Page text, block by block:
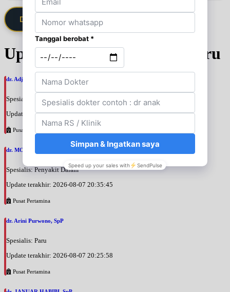
Daftarkan Saya via Member VIP
Update Jadwal Dokter terbaru
dr. Adji Suprajitno, SpPD
Spesialis: Penyakit Dalam
Update terakhir: 2026-08-07 20:37:59
Pusat Pertamina
dr. MOCHAMAD PASHA, SpPD
Spesialis: Penyakit Dalam
Update terakhir: 2026-08-07 20:35:45
Pusat Pertamina
dr. Arini Purwono, SpP
Spesialis: Paru
Update terakhir: 2026-08-07 20:25:58
Pusat Pertamina